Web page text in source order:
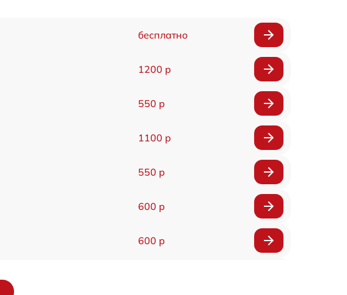
бесплатно
1200 р
550 р
1100 р
550 р
600 р
600 р